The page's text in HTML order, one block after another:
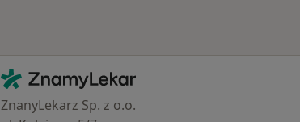
Kontakt
ZnamyLekar - Hlavní stránka
ZnanyLekarz Sp. z o.o.